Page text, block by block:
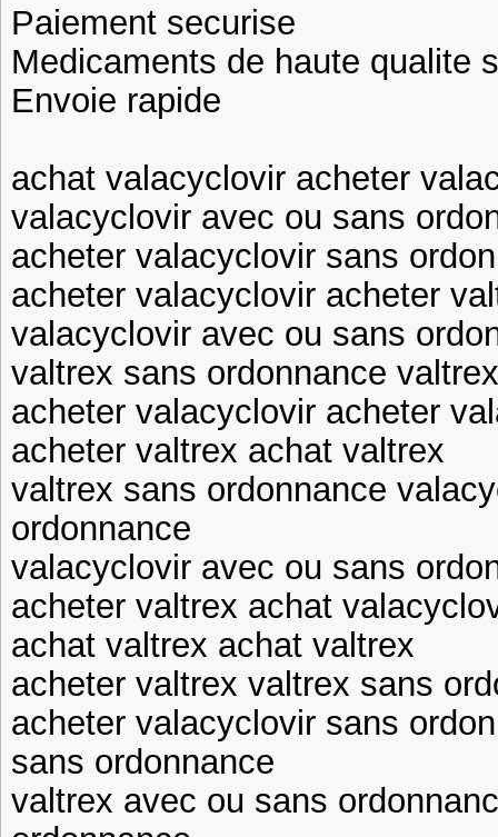
Paiement securise
Medicaments de haute qualite
Envoie rapide
achat valacyclovir acheter
valacyclovir avec ou sans
acheter valacyclovir sans
acheter valacyclovir acheter
valacyclovir avec ou sans
valtrex sans ordonnance
acheter valacyclovir acheter
acheter valtrex achat valtrex
valtrex sans ordonnance
ordonnance
valacyclovir avec ou sans
acheter valtrex achat
achat valtrex achat valtrex
acheter valtrex valtrex sans
acheter valacyclovir sans
sans ordonnance
valtrex avec ou sans